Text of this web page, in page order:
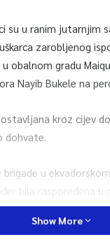
su u ranim jutarnjim
zarobljenog
obalnom gradu
Nayib Bukele na
kroz cijev
dohvate.
brigade u
bila raspoređena u
da su spasili
Show More